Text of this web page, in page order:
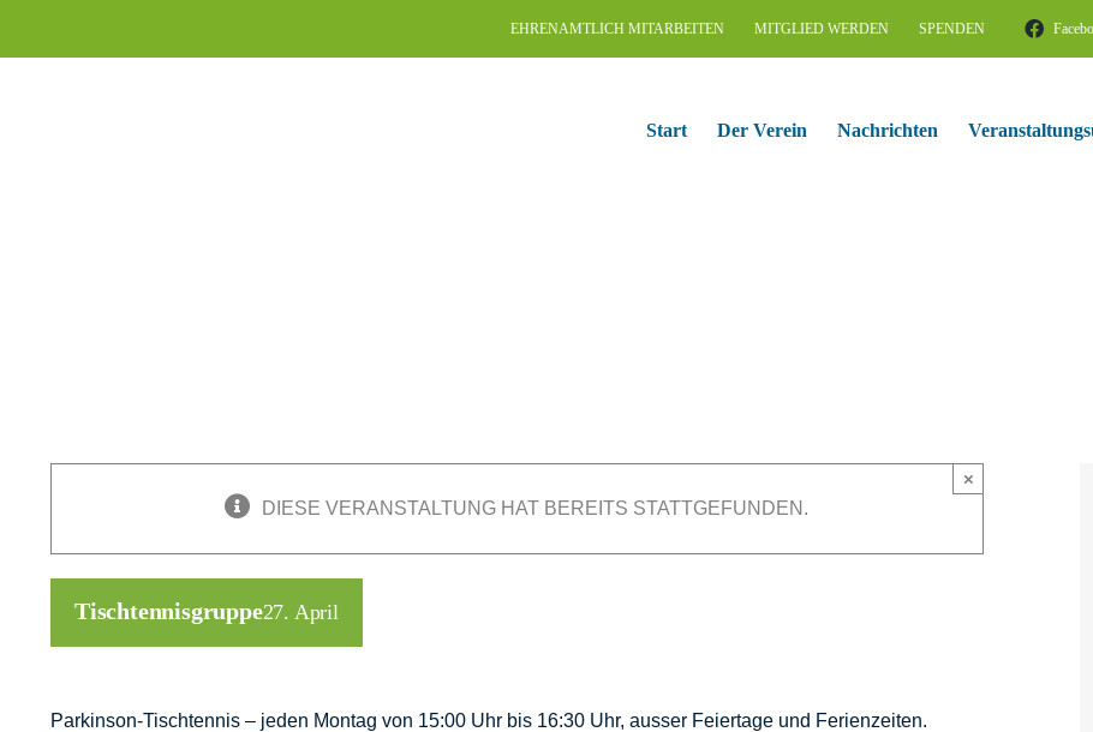
EHRENAMTLICH MITARBEITEN MITGLIED WERDEN SPENDEN
Start Der Verein Nachrichten
DIESE VERANSTALTUNG HAT BEREITS STATTGEFUNDEN.
×
Tischtennisgruppe27. April
Parkinson-Tischtennis – jeden Montag von 15:00 Uhr bis 16:30 Uhr, ausser Feiertage und Ferienzeiten.